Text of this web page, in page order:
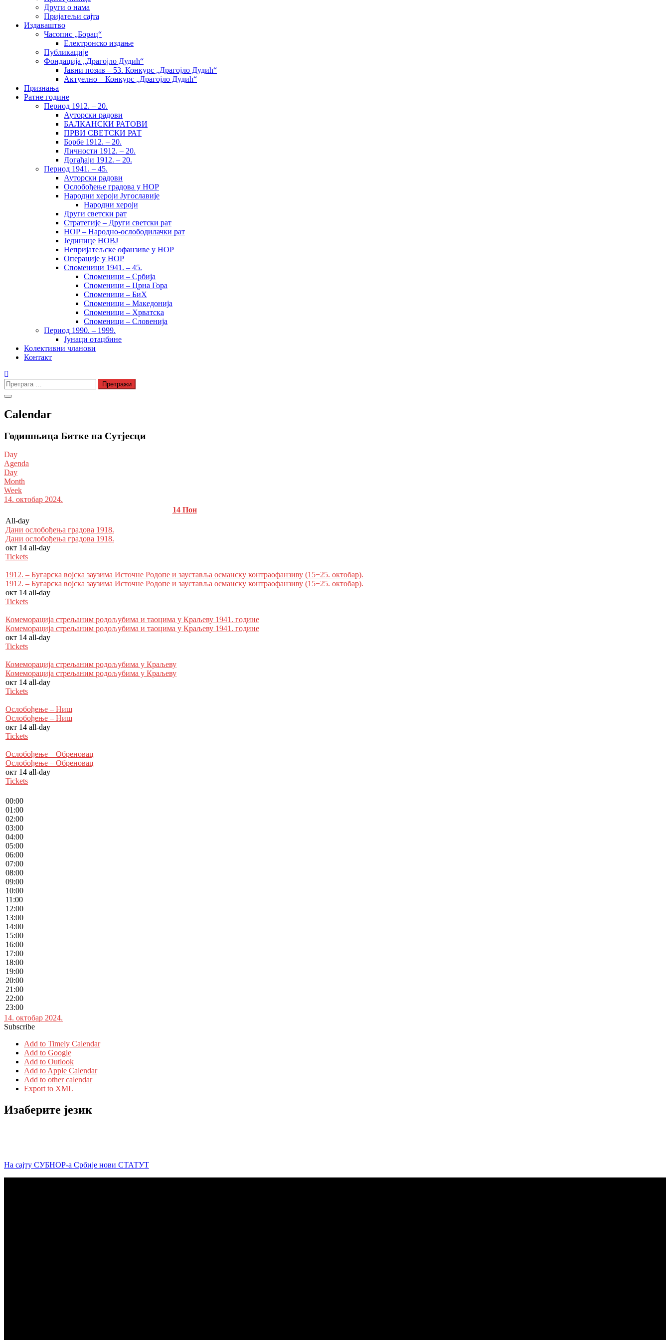
Други о нама
Пријатељи сајта
Издаваштво
Часопис „Борац“
Електронско издање
Публикације
Фондација „Драгојло Дудић“
Јавни позив – 53. Конкурс „Драгојло Дудић“
Актуелно – Конкурс „Драгојло Дудић“
Признања
Ратне године
Период 1912. – 20.
Ауторски радови
БАЛКАНСКИ РАТОВИ
ПРВИ СВЕТСКИ РАТ
Борбе 1912. – 20.
Личности 1912. – 20.
Догађаји 1912. – 20.
Период 1941. – 45.
Ауторски радови
Ослобођење градова у НОР
Народни хероји Југославије
Народни хероји
Други светски рат
Стратегије – Други светски рат
НОР – Народно-ослободилачки рат
Јединице НОВЈ
Непријатељске офанзиве у НОР
Операције у НОР
Споменици 1941. – 45.
Споменици – Србија
Споменици – Црна Гора
Споменици – БиХ
Споменици – Македонија
Споменици – Хрватска
Споменици – Словенија
Период 1990. – 1999.
Јунаци отаџбине
Колективни чланови
Контакт
Претрага
за:
Calendar
Годишњица Битке на Сутјесци
Day
Agenda
Day
Month
Week
14. октобар 2024.
14 Пон
All-day
Дани ослобођења градова 1918.
Дани ослобођења градова 1918.
окт 14 all-day
Tickets
1912. – Бугарска војска заузима Источне Родопе и зауставља османску контраофанзиву (15−25. октобар).
1912. – Бугарска војска заузима Источне Родопе и зауставља османску контраофанзиву (15−25. октобар).
окт 14 all-day
Tickets
Комеморација стрељаним родољубима и таоцима у Кра­љеву 1941. године
Комеморација стрељаним родољубима и таоцима у Кра­љеву 1941. године
окт 14 all-day
Tickets
Комеморација стрељаним родољубима у Краљеву
Комеморација стрељаним родољубима у Краљеву
окт 14 all-day
Tickets
Ослобођење – Ниш
Ослобођење – Ниш
окт 14 all-day
Tickets
Ослобођење – Обреновац
Ослобођење – Обреновац
окт 14 all-day
Tickets
00:00
01:00
02:00
03:00
04:00
05:00
06:00
07:00
08:00
09:00
10:00
11:00
12:00
13:00
14:00
15:00
16:00
17:00
18:00
19:00
20:00
21:00
22:00
23:00
14. октобар 2024.
Subscribe
Add to Timely Calendar
Add to Google
Add to Outlook
Add to Apple Calendar
Add to other calendar
Export to XML
Изаберите језик
На сајту СУБНОР-а Србије нови СТАТУТ